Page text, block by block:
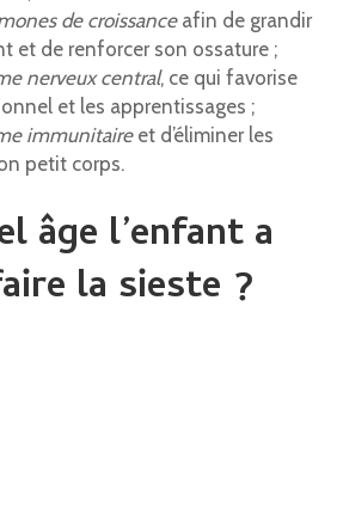
de croissanceafin de grandir
et de renforcer son ossature ;
nerveux central, ce qui favorise
et les apprentissages ;
immunitaireet d’éliminer les
petit corps.
âge l’enfant a
la sieste ?